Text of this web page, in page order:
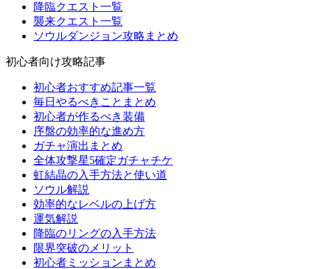
降臨クエスト一覧
襲来クエスト一覧
ソウルダンジョン攻略まとめ
初心者向け攻略記事
初心者おすすめ記事一覧
毎日やるべきことまとめ
初心者が作るべき装備
序盤の効率的な進め方
ガチャ演出まとめ
全体攻撃星5確定ガチャチケ
虹結晶の入手方法と使い道
ソウル解説
効率的なレベルの上げ方
運気解説
降臨のリングの入手方法
限界突破のメリット
初心者ミッションまとめ